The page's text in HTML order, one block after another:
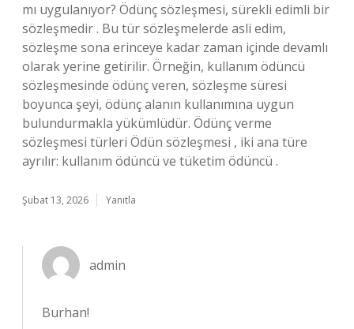
mı uygulanıyor? Ödünç sözleşmesi, sürekli edimli bir
sözleşmedir . Bu tür sözleşmelerde asli edim,
sözleşme sona erinceye kadar zaman içinde devamlı
olarak yerine getirilir. Örneğin, kullanım ödüncü
sözleşmesinde ödünç veren, sözleşme süresi
boyunca şeyi, ödünç alanın kullanımına uygun
bulundurmakla yükümlüdür. Ödünç verme
sözleşmesi türleri Ödün sözleşmesi , iki ana türe
ayrılır: kullanım ödüncü ve tüketim ödüncü .
Şubat 13, 2026 Yanıtla
admin
Burhan!